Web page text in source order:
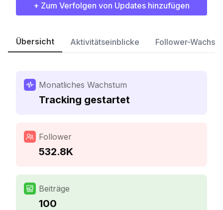
+ Zum Verfolgen von Updates hinzufügen
Übersicht Aktivitätseinblicke Follower-
Monatliches Wachstum
Tracking gestartet
Follower
532.8K
Beiträge
100